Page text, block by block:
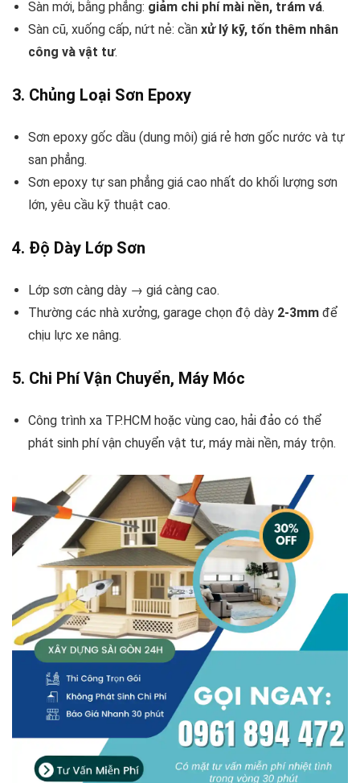
Sàn mới, bằng phẳng: giảm chi phí mài nền, trám vá.
Sàn cũ, xuống cấp, nứt nẻ: cần xử lý kỹ, tốn thêm nhân
công và vật tư.
3. Chủng Loại Sơn Epoxy
Sơn epoxy gốc dầu (dung môi) giá rẻ hơn gốc nước và tự
san phẳng.
Sơn epoxy tự san phẳng giá cao nhất do khối lượng sơn
lớn, yêu cầu kỹ thuật cao.
4. Độ Dày Lớp Sơn
Lớp sơn càng dày → giá càng cao.
Thường các nhà xưởng, garage chọn độ dày 2-3mm để
chịu lực xe nâng.
5. Chi Phí Vận Chuyển, Máy Móc
Công trình xa TP.HCM hoặc vùng cao, hải đảo có thể
phát sinh phí vận chuyển vật tư, máy mài nền, máy trộn.